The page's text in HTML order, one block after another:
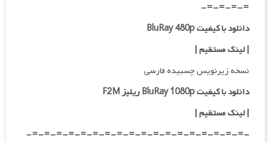
=-=-=-=-
دانلود با کیفیت BluRay 480p
| لینک مستقیم |
نسخه زیرنویس چسبیده فارسی
دانلود با کیفیت BluRay 1080p ریلیز F2M
|لینک مستقیم|
-=-=-=-=-=-=-=-=-=-=-=-=-=-=-=-=-=-=-